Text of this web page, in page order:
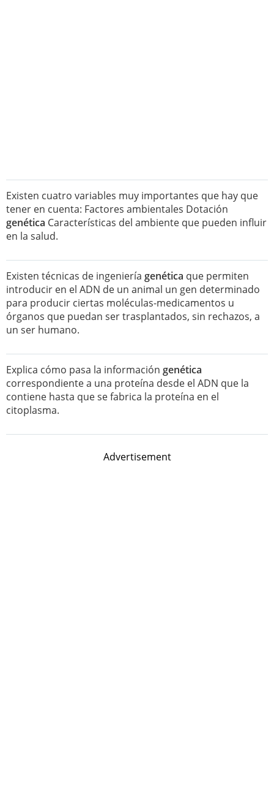
Existen cuatro variables muy importantes que hay que
tener en cuenta: Factores ambientales Dotación
genética Características del ambiente que pueden influir
en la salud.
Existen técnicas de ingeniería genética que permiten
introducir en el ADN de un animal un gen determinado
para producir ciertas moléculas-medicamentos u
órganos que puedan ser trasplantados, sin rechazos, a
un ser humano.
Explica cómo pasa la información genética
correspondiente a una proteína desde el ADN que la
contiene hasta que se fabrica la proteína en el
citoplasma.
Advertisement